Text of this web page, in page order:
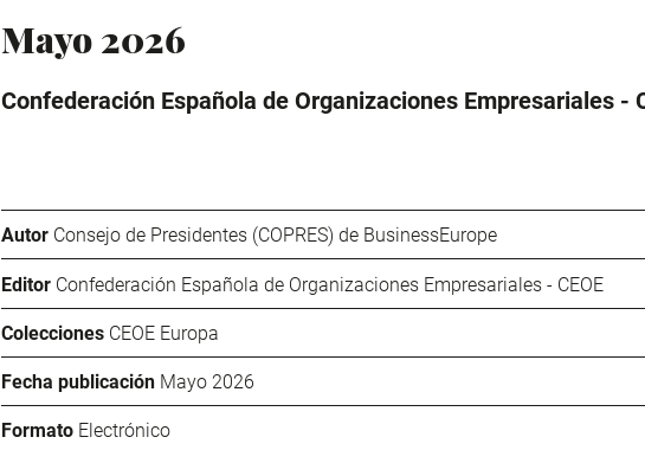
Mayo 2026
Confederación Española de Organizaciones Empresariales -
Autor Consejo de Presidentes (COPRES) de BusinessEurope
Editor Confederación Española de Organizaciones Empresariales - CEOE
Colecciones CEOE Europa
Fecha publicación Mayo 2026
Formato Electrónico